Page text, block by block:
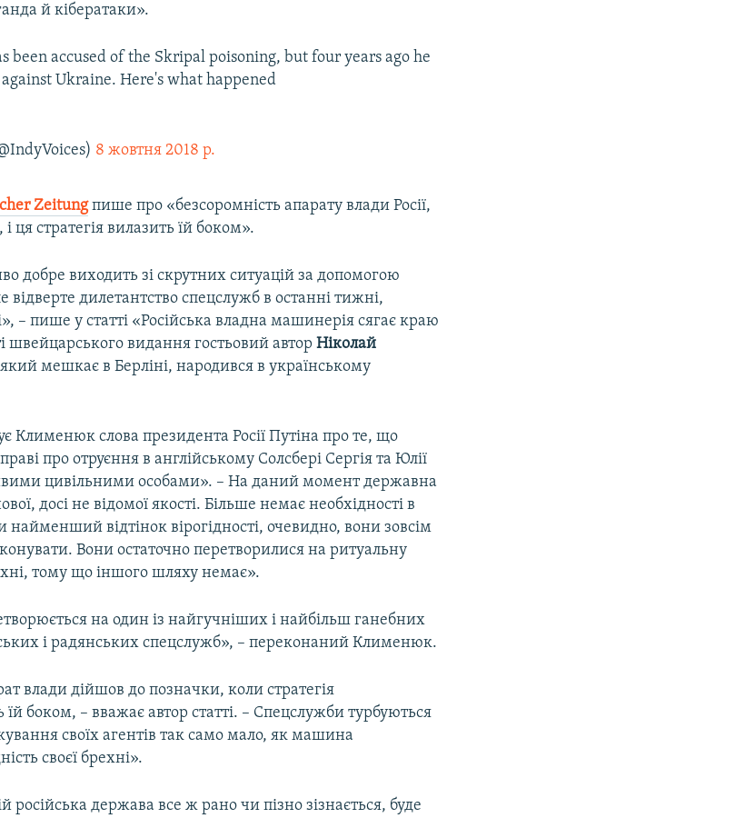
й кібератаки».
been accused of the Skripal poisoning, but four years ago he
Ukraine. Here's what happened
8 жовтня 2018 р.
Zeitungпише про «безсоромність апарату влади Росії,
ця стратегія вилазить їй боком».
добре виходить зі скрутних ситуацій за допомогою
відверте дилетантство спецслужб в останні тижні,
– пише у статті «Російська владна машинерія сягає краю
швейцарського видання гостьовий авторНіколай
мешкає в Берліні, народився в українському
Клименюк слова президента Росії Путіна про те, що
про отруєння в англійському Солсбері Сергія та Юлії
цивільними особами». – На даний момент державна
досі не відомої якості. Більше немає необхідності в
відтінок вірогідності, очевидно, вони зовсім
Вони остаточно перетворилися на ритуальну
тому що іншого шляху немає».
на один із найгучніших і найбільш ганебних
і радянських спецслужб», – переконаний Клименюк.
влади дійшов до позначки, коли стратегія
їй боком, – вважає автор статті. – Спецслужби турбуються
своїх агентів так само мало, як машина
своєї брехні».
російська держава все ж рано чи пізно зізнається, буде